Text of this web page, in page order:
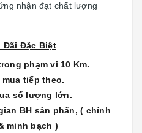
nhận đạt chất lượng
Đãi Đặc Biệt
phạm vi 10 Km.
tiếp theo.
số lượng lớn.
BH sản phẩn, ( chính
minh bạch )